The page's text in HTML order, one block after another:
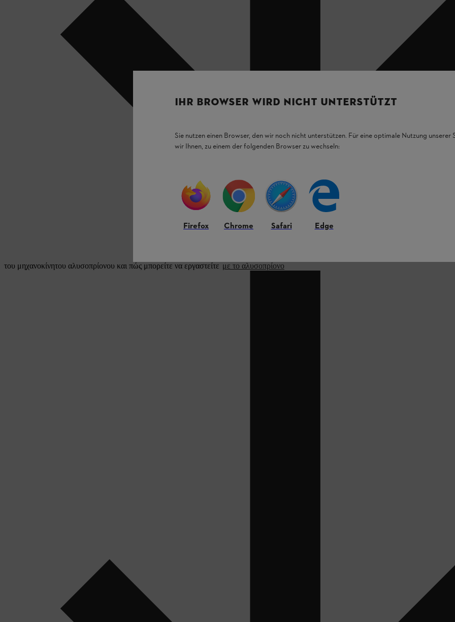
του μηχανοκίνητου αλυσοπρίονου και πώς μπορείτε να εργαστείτε με το αλυσοπρίονο
IHR BROWSER WIRD NICHT UNTERSTÜTZT
Sie nutzen einen Browser, den wir noch nicht unterstützen. Für eine optimale Nutzung unserer
wir Ihnen, zu einem der folgenden Browser zu wechseln:
Firefox Chrome Safari Edge